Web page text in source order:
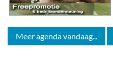
Meer agenda vandaag...